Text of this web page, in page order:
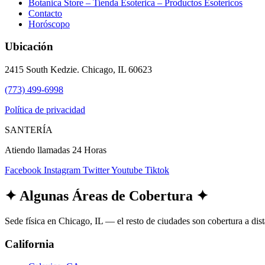
Botanica Store – Tienda Esoterica – Productos Esotericos
Contacto
Horóscopo
Ubicación
2415 South Kedzie. Chicago, IL 60623
(773) 499-6998
Política de privacidad
SANTERÍA
Atiendo llamadas 24 Horas
Facebook Instagram TwitterYoutube Tiktok
✦ Algunas Áreas de Cobertura ✦
Sede física en Chicago, IL — el resto de ciudades son cobertura a
California